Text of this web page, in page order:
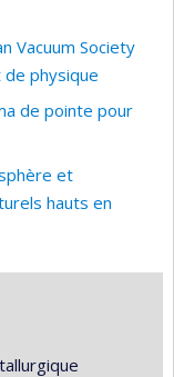
Vacuum Society
physique
de pointe pour
et
hauts en